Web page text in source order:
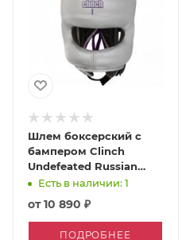
Шлем боксерский с
бампером Clinch
Undefeated Russian
Team
Есть в наличии: 1
от10 890 ₽
ПОДРОБНЕЕ